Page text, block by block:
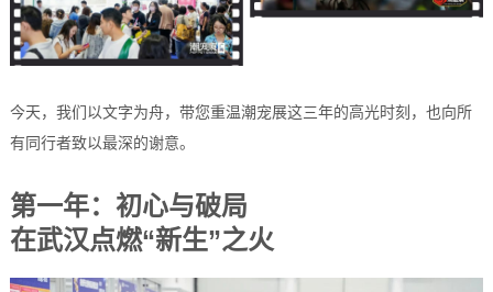
今天，我们以文字为舟，带您重温潮宠展这三年的高光时刻，也向所
有同行者致以最深的谢意。
第一年：初心与破局
在武汉点燃“新生”之火